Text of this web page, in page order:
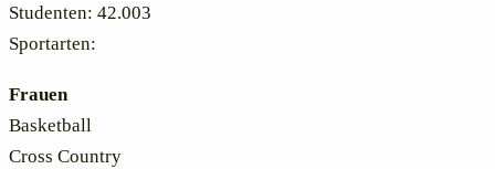
Studenten: 42.003
Sportarten:
Frauen
Basketball
Cross Country